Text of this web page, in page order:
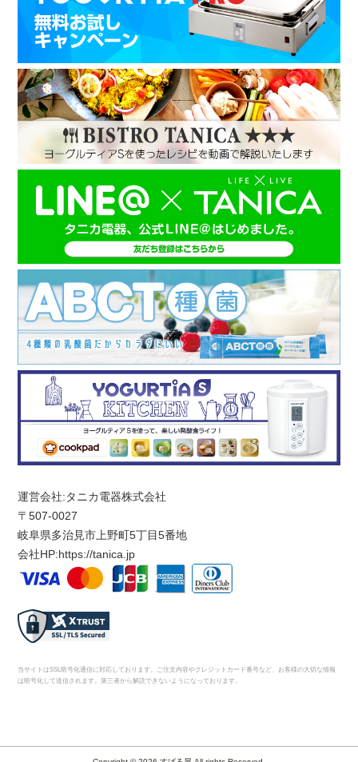
運営会社:タニカ電器株式会社
〒507-0027
岐阜県多治見市上野町5丁目5番地
会社HP:https://tanica.jp
当サイトはSSL暗号化通信に対応しております。ご注文内容やクレジットカード番号など、お客様の大切な情報
は暗号化して送信されます。第三者から解読できないようになっております。